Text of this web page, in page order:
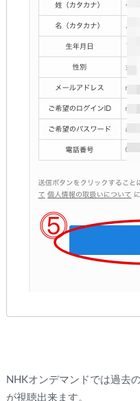
NHKオンデマンドでは過去
が視聴出来ます。